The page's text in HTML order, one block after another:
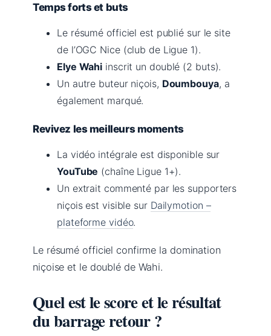
Temps forts et buts
Le résumé officiel est publié sur le site
de l’OGC Nice (club de Ligue 1).
Elye Wahi inscrit un doublé (2 buts).
Un autre buteur niçois, Doumbouya, a
également marqué.
Revivez les meilleurs moments
La vidéo intégrale est disponible sur
YouTube (chaîne Ligue 1+).
Un extrait commenté par les supporters
niçois est visible sur Dailymotion –
plateforme vidéo.
Le résumé officiel confirme la domination
niçoise et le doublé de Wahi.
Quel est le score et le résultat
du barrage retour ?